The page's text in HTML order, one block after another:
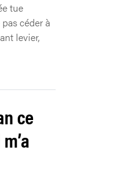
tue
céder à
levier,
ce